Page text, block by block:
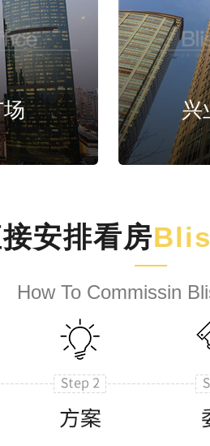
兴
安排看房
How To Commissin